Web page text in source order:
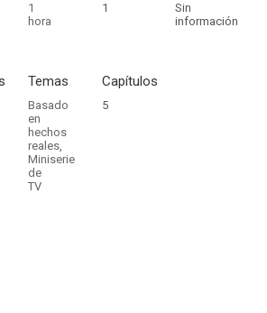
1
hora
1
Sin
información
Temas
Basado
en
hechos
reales,
Miniserie
de
TV
Capítulos
5